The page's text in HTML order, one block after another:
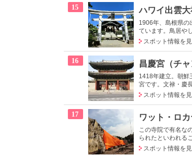
15 ハワイ出雲
1906年、島根県の
ています。鳥居や
スポット情報を
16 昌慶宮（チャ
1418年建立。朝鮮
宮です。文禄・慶
スポット情報を
17 ワット・ロ
この寺院で有名な
られたといわれる
スポット情報を